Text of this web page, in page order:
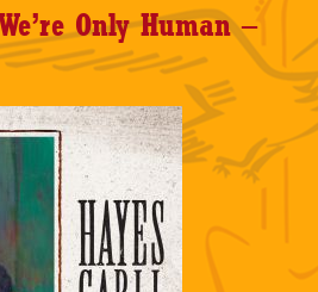
Only Human –